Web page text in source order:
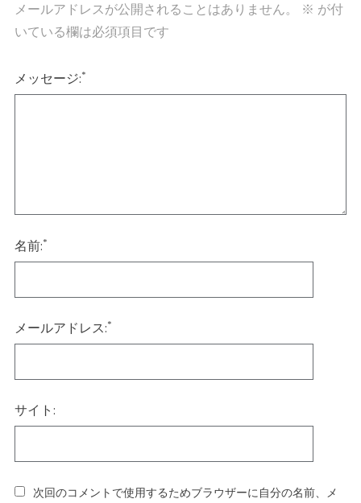
メールアドレスが公開されることはありません。 ※ が付
いている欄は必須項目です
メッセージ:*
名前:*
メールアドレス:*
サイト:
次回のコメントで使用するためブラウザーに自分の名前、メ